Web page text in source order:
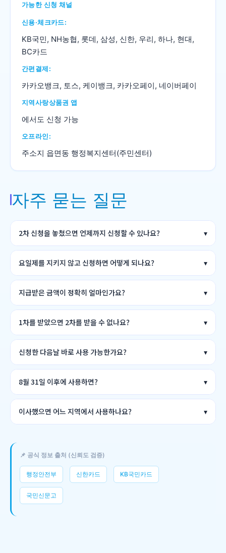
가능한 신청 채널
신용·체크카드:
KB국민, NH농협, 롯데, 삼성, 신한, 우리, 하나, 현대,
BC카드
간편결제:
카카오뱅크, 토스, 케이뱅크, 카카오페이, 네이버페이
지역사랑상품권 앱
에서도 신청 가능
오프라인:
주소지 읍면동 행정복지센터(주민센터)
자주 묻는 질문
2차 신청을 놓쳤으면 언제까지 신청할 수 있나요?
요일제를 지키지 않고 신청하면 어떻게 되나요?
지급받은 금액이 정확히 얼마인가요?
1차를 받았으면 2차를 받을 수 없나요?
신청한 다음날 바로 사용 가능한가요?
8월 31일 이후에 사용하면?
이사했으면 어느 지역에서 사용하나요?
📌 공식 정보 출처 (신뢰도 검증)
행정안전부 신한카드 KB국민카드
국민신문고